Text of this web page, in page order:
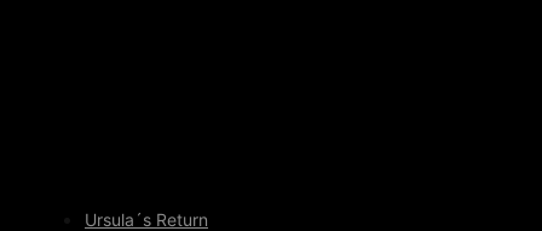
Ursula´s Return